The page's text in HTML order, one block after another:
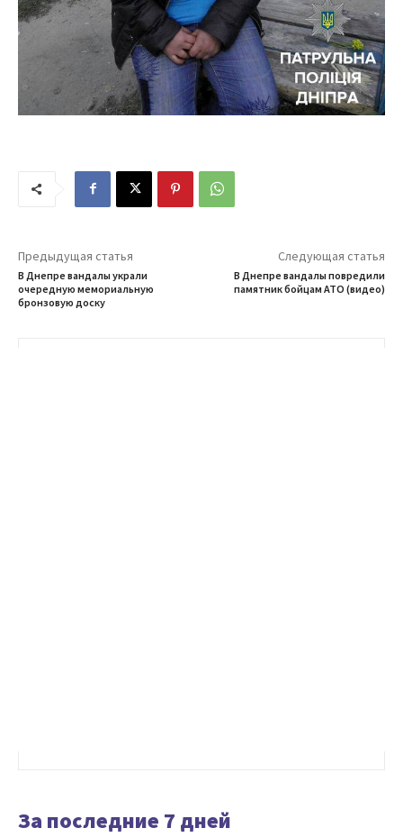
Предыдущая статья
В Днепре вандалы украли
очередную мемориальную
бронзовую доску
Следующая статья
В Днепре вандалы повредили
памятник бойцам АТО (видео)
За последние 7 дней